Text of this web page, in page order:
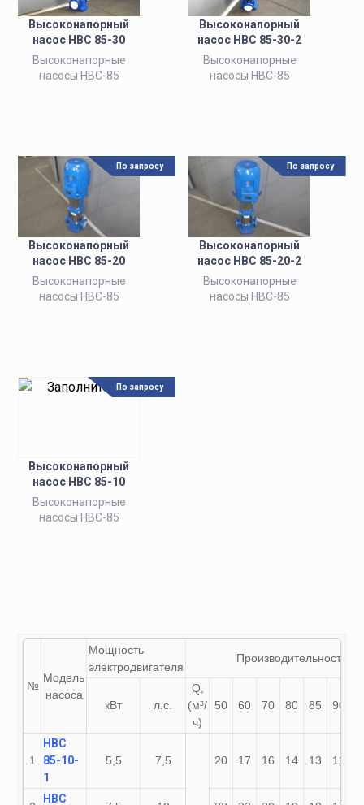
Высоконапорный
насос НВС 85-30
Высоконапорные
насосы НВС-85
Высоконапорный
насос НВС 85-30-2
Высоконапорные
насосы НВС-85
Высоконапорный
насос НВС 85-20
Высоконапорные
насосы НВС-85
По запросу
Высоконапорный
насос НВС 85-20-2
Высоконапорные
насосы НВС-85
По запросу
Высоконапорный
насос НВС 85-10
Высоконапорные
насосы НВС-85
По запросу
№
Модель
насоса
Мощность
электродвигателя
Производительность
кВт л.с.
Q,
(м³/
ч)
50 60 70 80 85 90
1
НВС
85-10-
1
5,5 7,5 20 17 16 14 13 12
НВС